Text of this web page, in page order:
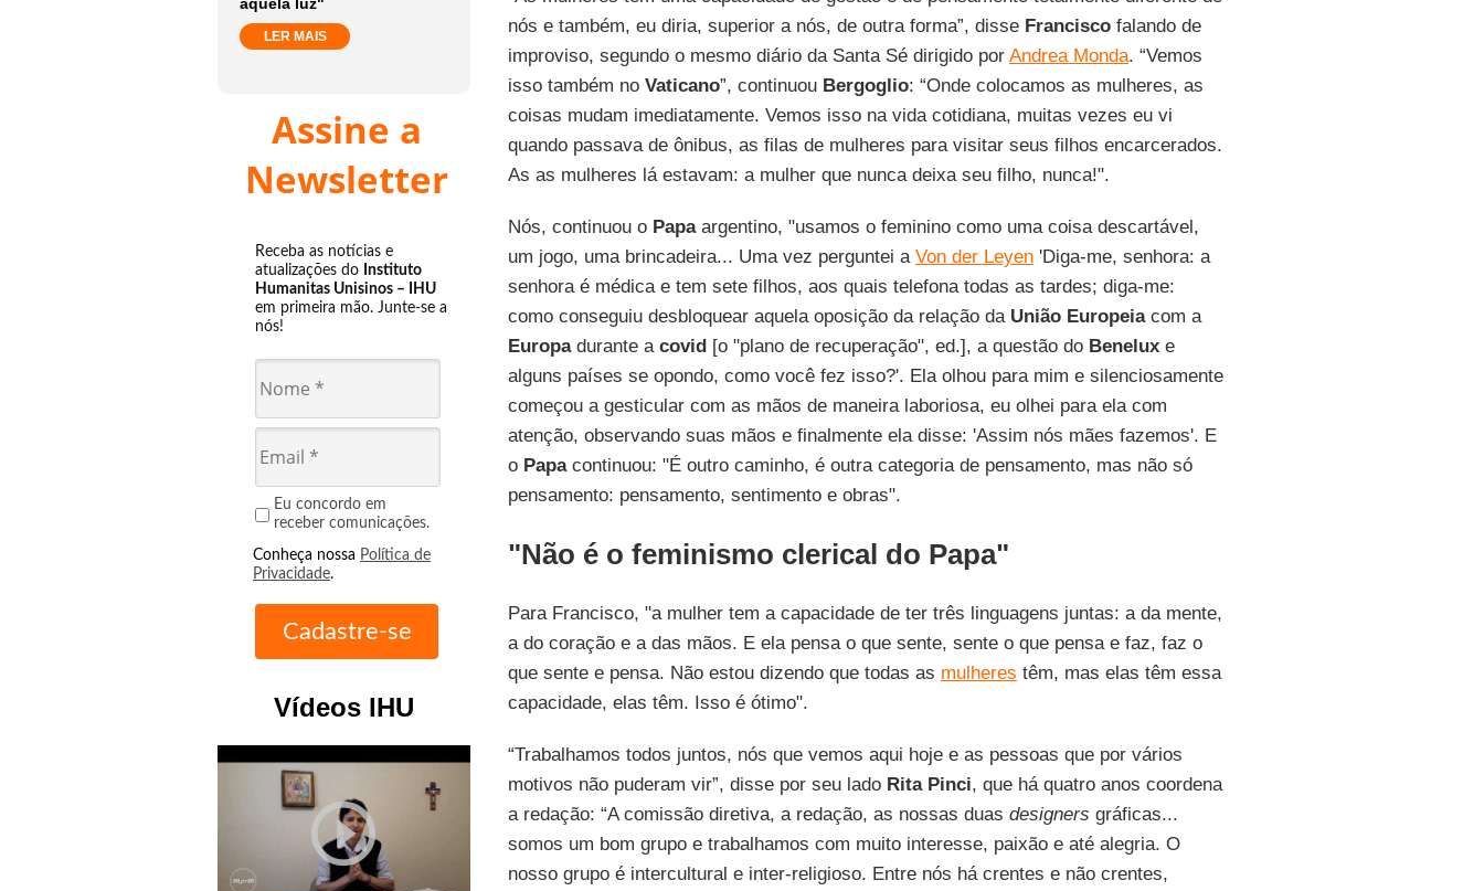
LER MAIS
Assine a
Newsletter
Receba as notícias e
atualizações do Instituto
Humanitas Unisinos – IHU
em primeira mão. Junte-se a
nós!
Eu concordo em
receber comunicações.
Conheça nossa Política de
Privacidade.
Vídeos IHU
play_circle_outline
nós e também, eu diria, superior a nós, de outra forma”, disse Franciscofalando de
improviso, segundo o mesmo diário da Santa Sé dirigido por Andrea Monda. “Vemos
isso também no Vaticano”, continuou Bergoglio: “Onde colocamos as mulheres, as
coisas mudam imediatamente. Vemos isso na vida cotidiana, muitas vezes eu vi
quando passava de ônibus, as filas de mulheres para visitar seus filhos encarcerados.
As as mulheres lá estavam: a mulher que nunca deixa seu filho, nunca!".
Nós, continuou o Papaargentino, "usamos o feminino como uma coisa descartável,
um jogo, uma brincadeira... Uma vez perguntei a Von der Leyen'Diga-me, senhora: a
senhora é médica e tem sete filhos, aos quais telefona todas as tardes; diga-me:
como conseguiu desbloquear aquela oposição da relação da União Europeiacom a
Europadurante a covid[o "plano de recuperação", ed.], a questão do Beneluxe
alguns países se opondo, como você fez isso?'. Ela olhou para mim e silenciosamente
começou a gesticular com as mãos de maneira laboriosa, eu olhei para ela com
atenção, observando suas mãos e finalmente ela disse: 'Assim nós mães fazemos'. E
o Papacontinuou: "É outro caminho, é outra categoria de pensamento, mas não só
pensamento: pensamento, sentimento e obras".
"Não é o feminismo clerical do Papa"
Para Francisco, "a mulher tem a capacidade de ter três linguagens juntas: a da mente,
a do coração e a das mãos. E ela pensa o que sente, sente o que pensa e faz, faz o
que sente e pensa. Não estou dizendo que todas as mulheres têm, mas elas têm essa
capacidade, elas têm. Isso é ótimo".
“Trabalhamos todos juntos, nós que vemos aqui hoje e as pessoas que por vários
motivos não puderam vir”, disse por seu lado Rita Pinci, que há quatro anos coordena
a redação: “A comissão diretiva, a redação, as nossas duas designers gráficas...
somos um bom grupo e trabalhamos com muito interesse, paixão e até alegria. O
nosso grupo é intercultural e inter-religioso. Entre nós há crentes e não crentes,